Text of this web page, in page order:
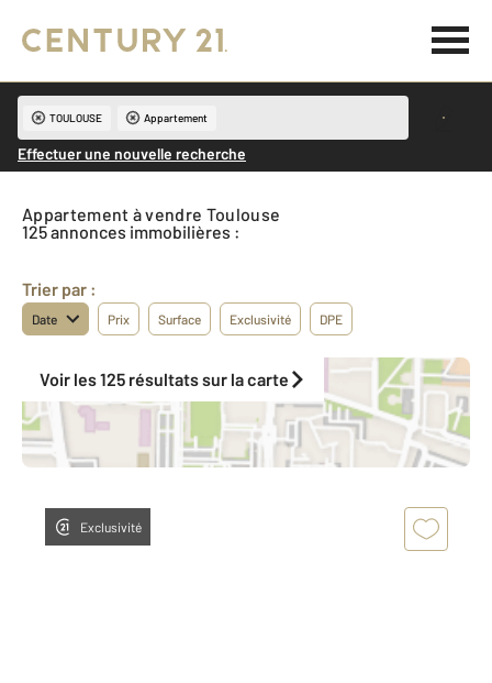
TOULOUSE Appartement
Effectuer une nouvelle recherche
Appartement à vendre Toulouse
125 annonces immobilières :
Trier par :
Date Prix Surface Exclusivité DPE
Voir les 125 résultats sur la carte
Exclusivité